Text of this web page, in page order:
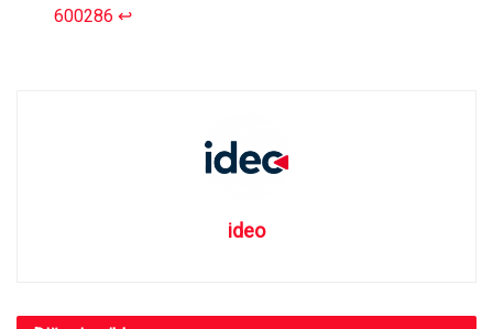
600286 ↩︎
ideo